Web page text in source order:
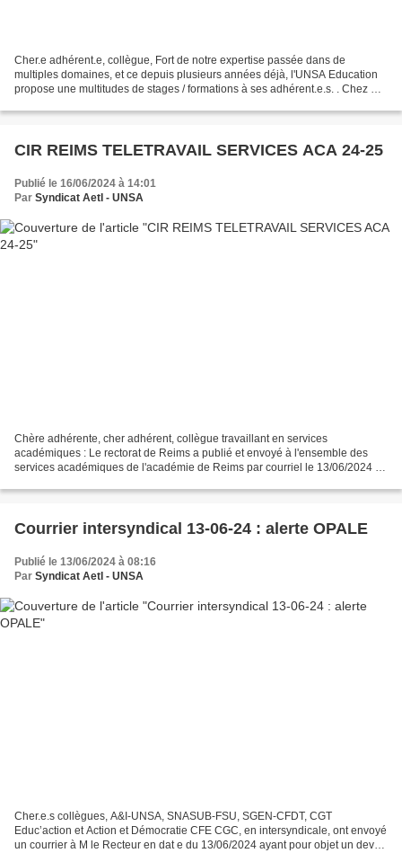
Cher.e adhérent.e, collègue, Fort de notre expertise passée dans de
multiples domaines, et ce depuis plusieurs années déjà, l'UNSA Education
propose une multitudes de stages / formations à ses adhérent.e.s. . Chez A&I
CIR REIMS TELETRAVAIL SERVICES ACA 24-25
Publié le 16/06/2024 à 14:01
Par Syndicat AetI - UNSA
Chère adhérente, cher adhérent, collègue travaillant en services
académiques : Le rectorat de Reims a publié et envoyé à l'ensemble des
services académiques de l'académie de Reims par courriel le 13/06/2024 à
Courrier intersyndical 13-06-24 : alerte OPALE
Publié le 13/06/2024 à 08:16
Par Syndicat AetI - UNSA
Cher.e.s collègues, A&I-UNSA, SNASUB-FSU, SGEN-CFDT, CGT
Educ’action et Action et Démocratie CFE CGC, en intersyndicale, ont envoyé
un courrier à M le Recteur en dat e du 13/06/2024 ayant pour objet un devoir